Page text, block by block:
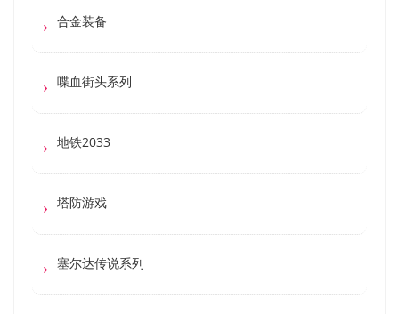
合金装备
喋血街头系列
地铁2033
塔防游戏
塞尔达传说系列